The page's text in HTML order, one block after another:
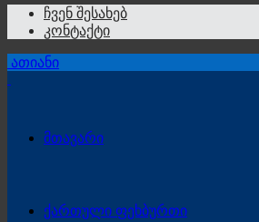
ჩვენ შესახებ
კონტაქტი
ათიანი
მთავარი
ქართული ფეხბურთი